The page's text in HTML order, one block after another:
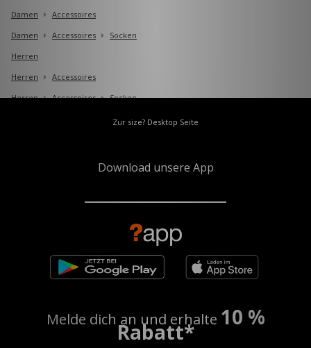
Damen
Accessoires
Damen
Accessoires
Socken
Herren
Herren
Accessoires
Herren
Accessoires Socken
Zur size? Desktop Seite
Download unsere App
Melde dich an und erhalte 10 %
Rabatt*